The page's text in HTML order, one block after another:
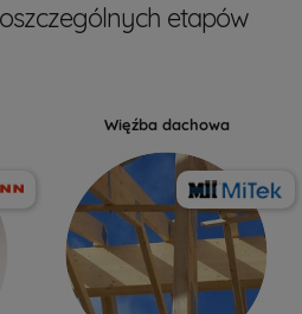
etapów
Więźba dachowa